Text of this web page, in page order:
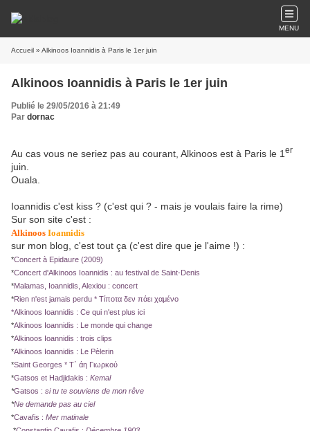
MENU
Accueil » Alkinoos Ioannidis à Paris le 1er juin
Alkinoos Ioannidis à Paris le 1er juin
Publié le 29/05/2016 à 21:49
Par dornac
Au cas vous ne seriez pas au courant, Alkinoos est à Paris le 1 er
juin.
Ouala.
Ioannidis c'est kiss ? (c'est qui ? - mais je voulais faire la rime)
Sur son site c'est :
Alkinoos Ioannidis
sur mon blog, c'est tout ça (c'est dire que je l'aime !) :
*Concert à Epidaure (2009)
*Concert d'Alkinoos Ioannidis : au festival de Saint-Denis
*Malamas, Ioannidis, Alexiou : concert
*Rien n'est jamais perdu * Τίποτα δεν πάει χαμένο
*Alkinoos Ioannidis : Ce qui n'est plus ici
*Alkinoos Ioannidis : Le monde qui change
*Alkinoos Ioannidis : trois clips
*Alkinoos Ioannidis : Le Pèlerin
*Saint Georges * Τ΄ άη Γιωρκού
*Gatsos et Hadjidakis : Kemal
*Gatsos : si tu te souviens de mon rêve
*Ne demande pas au ciel
*Cavafis : Mer matinale